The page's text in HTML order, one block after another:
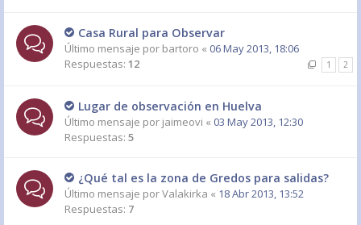
Casa Rural para Observar
Último mensaje por bartoro « 06 May 2013, 18:06
Respuestas: 12 1 2
Lugar de observación en Huelva
Último mensaje por jaimeovi « 03 May 2013, 12:30
Respuestas: 5
¿Qué tal es la zona de Gredos para salidas?
Último mensaje porValakirka « 18 Abr 2013, 13:52
Respuestas: 7